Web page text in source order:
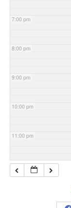
7:00 pm
8:00 pm
9:00 pm
10:00 pm
11:00 pm